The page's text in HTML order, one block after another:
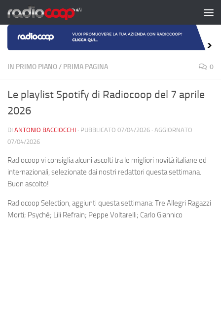
Salta al contenuto
IN PRIMO PIANO/ PRIMA PAGINA 0
Le playlist Spotify di Radiocoop del 7 aprile
2026
DI ANTONIO BACCIOCCHI · PUBBLICATO 07/04/2026 · AGGIORNATO
07/04/2026
Radiocoop vi consiglia alcuni ascolti tra le migliori novità italiane ed
internazionali, selezionate dai nostri redattori questa settimana.
Buon ascolto!
Radiocoop Selection, aggiunti questa settimana: Tre Allegri Ragazzi
Morti; Psyché; Lili Refrain; Peppe Voltarelli; Carlo Giannico